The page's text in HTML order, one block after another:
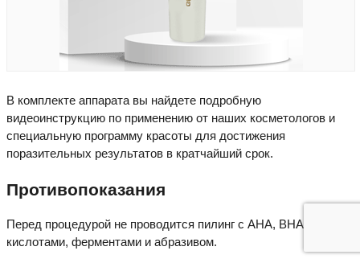
В комплекте аппарата вы найдете подробную
видеоинструкцию по применению от наших косметологов и
специальную программу красоты для достижения
поразительных результатов в кратчайший срок.
Противопоказания
Перед процедурой не проводится пилинг с АНА, ВНА, РНА
кислотами, ферментами и абразивом.